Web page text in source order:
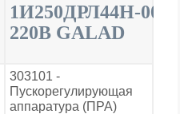
1И250ДРЛ44Н-
220В GALAD
303101 -
Пускорегулирующая
аппаратура (ПРА)